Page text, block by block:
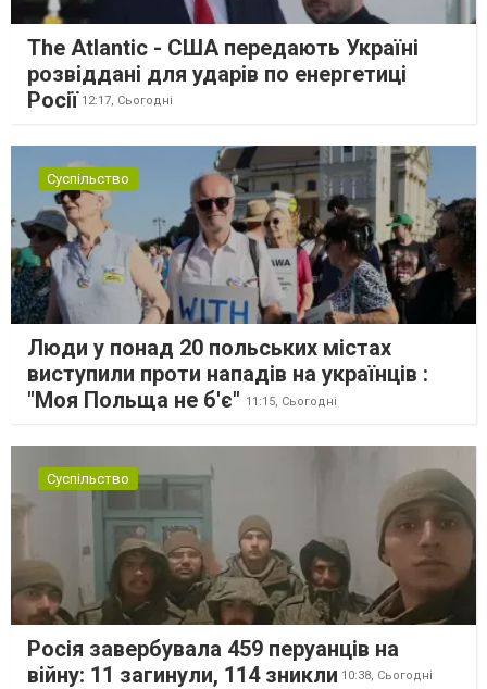
The Atlantic - США передають Україні
розвіддані для ударів по енергетиці
Росії 12:17, Сьогодні
Суспільство
Люди у понад 20 польських містах
виступили проти нападів на українців :
"Моя Польща не б'є" 11:15, Сьогодні
Суспільство
Росія завербувала 459 перуанців на
війну: 11 загинули, 114 зникли 10:38, Сьогодні